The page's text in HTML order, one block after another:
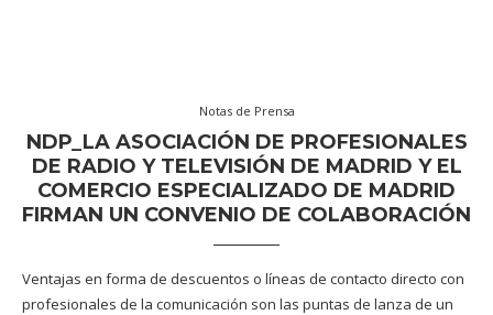
Notas de Prensa
NDP_LA ASOCIACIÓN DE PROFESIONALES
DE RADIO Y TELEVISIÓN DE MADRID Y EL
COMERCIO ESPECIALIZADO DE MADRID
FIRMAN UN CONVENIO DE COLABORACIÓN
Ventajas en forma de descuentos o líneas de contacto directo con
profesionales de la comunicación son las puntas de lanza de un